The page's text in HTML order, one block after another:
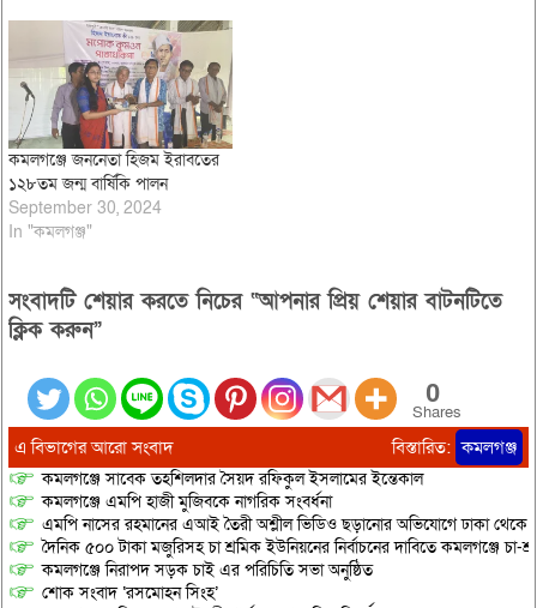
মণিপুরী সম্প্রদায়ের এ বৃহত্তম উৎসব
উপলক্ষে উভয় স্থানে বসেছিল রকমারি
আয়োজনে বিশাল মেলা। রাসোৎসবে
জাতি,…
কমলগঞ্জে জননেতা হিজম ইরাবতের
১২৮তম জন্ম বার্ষিকি পালন
September 30, 2024
In "কমলগঞ্জ"
সংবাদটি শেয়ার করতে নিচের “আপনার প্রিয় শেয়ার বাটনটিতে
ক্লিক করুন”
0
Shares
এ বিভাগের আরো সংবাদ বিস্তারিত: কমলগঞ্জ
কমলগঞ্জে সাবেক তহশিলদার সৈয়দ রফিকুল ইসলামের ইন্তেকাল
কমলগঞ্জে এমপি হাজী মুজিবকে নাগরিক সংবর্ধনা
এমপি নাসের রহমানের এআই তৈরী অশ্লীল ভিডিও ছড়ানোর অভিযোগে ঢাকা থেকে
দৈনিক ৫০০ টাকা মজুরিসহ চা শ্রমিক ইউনিয়নের নির্বাচনের দাবিতে কমলগঞ্জে চা-
কমলগঞ্জে নিরাপদ সড়ক চাই এর পরিচিতি সভা অনুষ্ঠিত
শোক সংবাদ ‘রসমোহন সিংহ’